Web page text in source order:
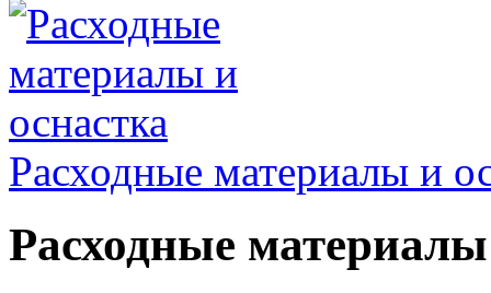
Расходные материалы и
Расходные